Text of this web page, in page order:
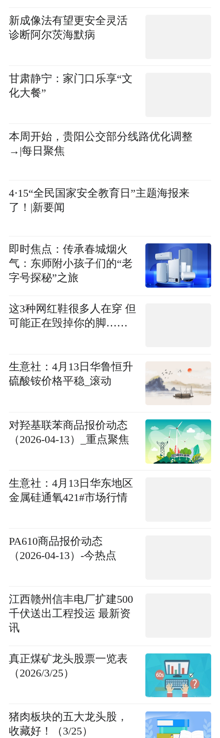
新成像法有望更安全灵活
诊断阿尔茨海默病
甘肃静宁：家门口乐享“文
化大餐”
本周开始，贵阳公交部分线路优化调整
→|每日聚焦
4·15“全民国家安全教育日”主题海报来
了！|新要闻
即时焦点：传承春城烟火
气：东师附小孩子们的“老
字号探秘”之旅
这3种网红鞋很多人在穿 但
可能正在毁掉你的脚……
生意社：4月13日华鲁恒升
硫酸铵价格平稳_滚动
对羟基联苯商品报价动态
（2026-04-13）_重点聚焦
生意社：4月13日华东地区
金属硅通氧421#市场行情
PA610商品报价动态
（2026-04-13）-今热点
江西赣州信丰电厂扩建500
千伏送出工程投运 最新资
讯
真正煤矿龙头股票一览表
（2026/3/25）
猪肉板块的五大龙头股，
收藏好！（3/25）